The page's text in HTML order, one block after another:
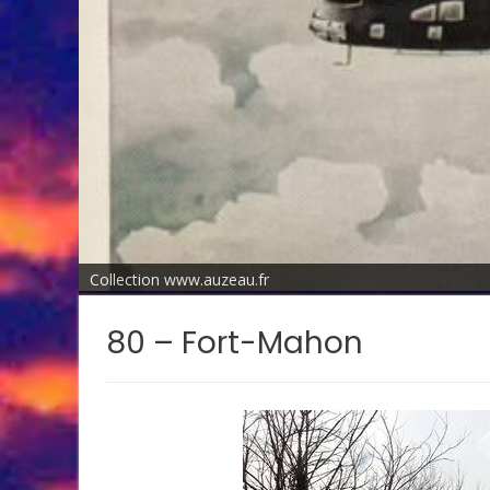
Collection www.auzeau.fr
80 – Fort-Mahon